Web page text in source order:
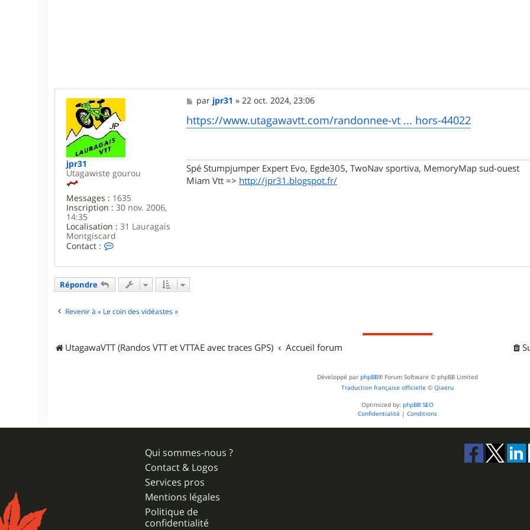
jpr31
Utagawiste gourou
Messages : 1635
Inscription : 30 nov. 2006,
14:35
Localisation : 31 Lauragais
Montgiscard
Contact :
c
e
r
M
e
s
s
par jpr31 » 22 oct. 2024, 23:06
https://www.utagawavtt.com/randonnee-vt ... hors-44022
Spé Stumpjumper Expert Evo, Egde305, TwoNav sportiva, MemoryMap sud-ouest
Miam Vtt => http://jpr31.blogspot.fr/
Répondre
Revenir à « Le coin des vidéastes »
UtagawaVTT (Randos VTT et VTTAE avec traces GPS) Accueil forum
Développé par phpBB® Forum Software © phpBB Limited
Traduction française officielle © Qiaeru
Optimized by: phpBB SEO
Confidentialité | Conditions
Qui sommes-nous ?
Contact & Logos
Services pros
Mentions légales
Politique de
confidentialité